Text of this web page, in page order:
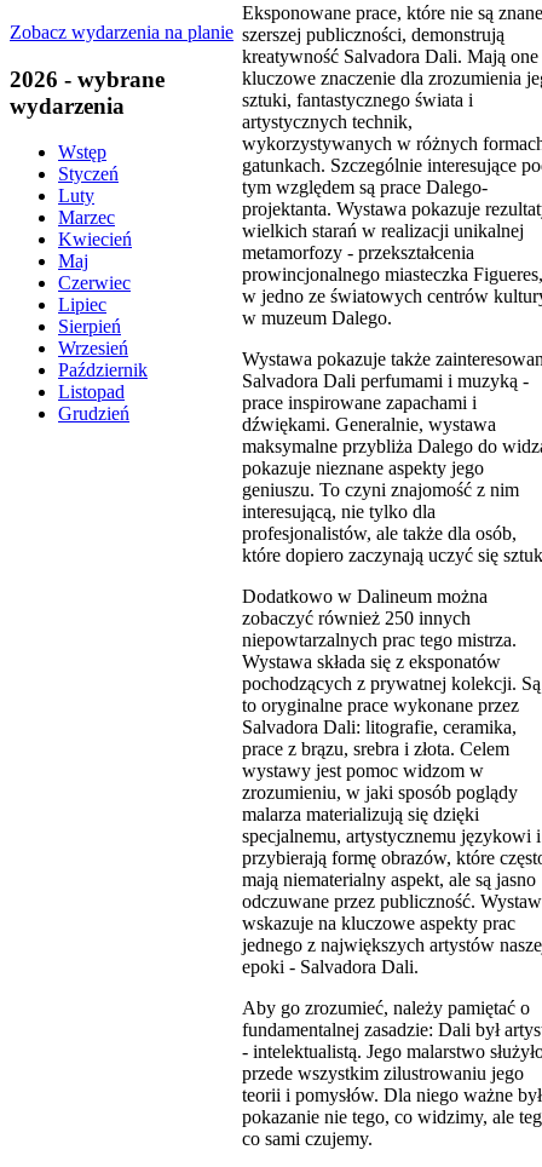
Zobacz wydarzenia na planie
2026 - wybrane
wydarzenia
Wstęp
Styczeń
Luty
Marzec
Kwiecień
Maj
Czerwiec
Lipiec
Sierpień
Wrzesień
Październik
Listopad
Grudzień
Eksponowane prace, które nie są znane
szerszej publiczności, demonstrują
kreatywność Salvadora Dali. Mają one
kluczowe znaczenie dla zrozumienia
sztuki, fantastycznego świata i
artystycznych technik,
wykorzystywanych w różnych
gatunkach. Szczególnie interesujące
tym względem są prace Dalego-
projektanta. Wystawa pokazuje
wielkich starań w realizacji unikalnej
metamorfozy - przekształcenia
prowincjonalnego miasteczka Figueres,
w jedno ze światowych centrów
w muzeum Dalego.
Wystawa pokazuje także
Salvadora Dali perfumami i muzyką -
prace inspirowane zapachami i
dźwiękami. Generalnie, wystawa
maksymalne przybliża Dalego do
pokazuje nieznane aspekty jego
geniuszu. To czyni znajomość z nim
interesującą, nie tylko dla
profesjonalistów, ale także dla osób,
które dopiero zaczynają uczyć się
Dodatkowo w Dalineum można
zobaczyć również 250 innych
niepowtarzalnych prac tego mistrza.
Wystawa składa się z eksponatów
pochodzących z prywatnej kolekcji. Są
to oryginalne prace wykonane przez
Salvadora Dali: litografie, ceramika,
prace z brązu, srebra i złota. Celem
wystawy jest pomoc widzom w
zrozumieniu, w jaki sposób poglądy
malarza materializują się dzięki
specjalnemu, artystycznemu językowi i
przybierają formę obrazów, które
mają niematerialny aspekt, ale są jasno
odczuwane przez publiczność.
wskazuje na kluczowe aspekty prac
jednego z największych artystów
epoki - Salvadora Dali.
Aby go zrozumieć, należy pamiętać o
fundamentalnej zasadzie: Dali był
- intelektualistą. Jego malarstwo
przede wszystkim zilustrowaniu jego
teorii i pomysłów. Dla niego ważne
pokazanie nie tego, co widzimy, ale
co sami czujemy.